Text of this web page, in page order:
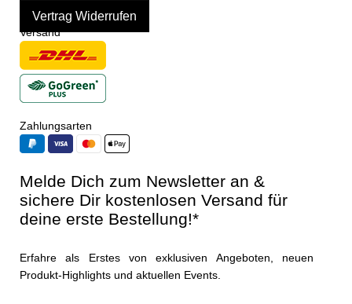
Vertrag Widerrufen
Versand
Zahlungsarten
Melde Dich zum Newsletter an &
sichere Dir kostenlosen Versand für
deine erste Bestellung!*
Erfahre als Erstes von exklusiven Angeboten, neuen
Produkt-Highlights und aktuellen Events.